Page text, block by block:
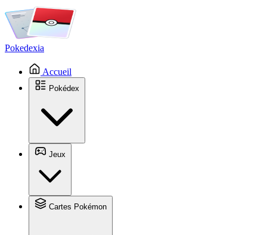
Pokedexia
Accueil